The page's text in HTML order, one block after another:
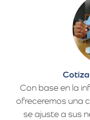
Con base en la
ofreceremos una
se ajuste a sus